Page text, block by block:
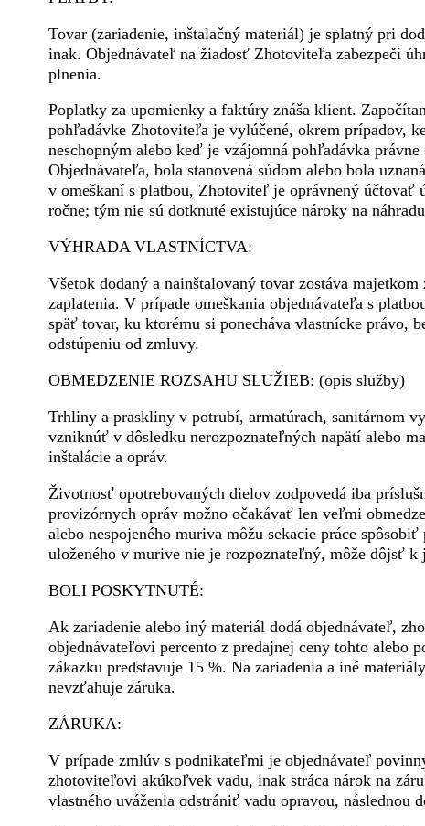
Tovar (zariadenie, inštalačný materiál) je splatný pri
inak. Objednávateľ na žiadosť Zhotoviteľa zabezpečí
plnenia.
Poplatky za upomienky a faktúry znáša klient.
pohľadávke Zhotoviteľa je vylúčené, okrem prípadov,
neschopným alebo keď je vzájomná pohľadávka
Objednávateľa, bola stanovená súdom alebo bola
v omeškaní s platbou, Zhotoviteľ je oprávnený účtovať
ročne; tým nie sú dotknuté existujúce nároky na
VÝHRADA VLASTNÍCTVA:
Všetok dodaný a nainštalovaný tovar zostáva
zaplatenia. V prípade omeškania objednávateľa s
späť tovar, ku ktorému si ponecháva vlastnícke právo,
odstúpeniu od zmluvy.
OBMEDZENIE ROZSAHU SLUŽIEB: (opis služby)
Trhliny a praskliny v potrubí, armatúrach, sanitárnom
vzniknúť v dôsledku nerozpoznateľných napätí alebo
inštalácie a opráv.
Životnosť opotrebovaných dielov zodpovedá iba
provizórnych opráv možno očakávať len veľmi
alebo nespojeného muriva môžu sekacie práce
uloženého v murive nie je rozpoznateľný, môže dôjsť k
BOLI POSKYTNUTÉ:
Ak zariadenie alebo iný materiál dodá objednávateľ,
objednávateľovi percento z predajnej ceny tohto alebo
zákazku predstavuje 15 %. Na zariadenia a iné
nevzťahuje záruka.
ZÁRUKA:
V prípade zmlúv s podnikateľmi je objednávateľ
zhotoviteľovi akúkoľvek vadu, inak stráca nárok na
vlastného uváženia odstrániť vadu opravou, následnou